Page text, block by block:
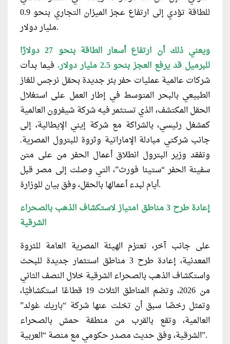
للطاقة تؤدي إلى ارتفاع عجز الميزان التجاري بنحو 0.9
مليار دولار.
ويعني ذلك أن ارتفاع أسعار الطاقة بنحو 27 دولارًا
للبرميل قد يرفع العجز بنحو 2.5 مليار دولار.
فيما بدأت
شركات عالمية عمليات حفر بئر جديدة بحقل نرجس للغاز
الطبيعي بالبحر المتوسط في إطار العمل على استغلال
الحقل المكتشف، الذي تستثمر فيه شركة شيفرون العالمية
كمشغل رئيسي، بالشراكة مع شركة إيني الإيطالية، إلى
جانب شركتي مبادلة الإماراتية وثروة للبترول المصرية.
وتفقد وزير البترول انطلاق أعمال الحفر من على متن
سفينة الحفر “ستينا فورث”، التي وصلت إلى مصر قبل
أيام لبدء أعمالها بالحقل، وفق بيان للوزارة.
إعادة طرح 3 مناطق امتياز لاستكشاف الذهب بالصحراء
الشرقية
على جانب آخر، تعتزم الهيئة المصرية العامة للثروة
المعدنية، إعادة طرح 3 مناطق استثمار جديدة للبحث
واستكشاف الذهب بالصحراء الشرقية خلال النصف الثاني
من 2026، وتضم المناطق الثلاث 19 قطاعًا استكشافيًا،
وتمثل رخصًا سبق أن تخلت عنها شركة “باريك غولد”
العالمية، وتقع بالقرب من منطقة حمش بالصحراء
الشرقية، وفق حديث مصدر حكومي مع منصة “العربية”.